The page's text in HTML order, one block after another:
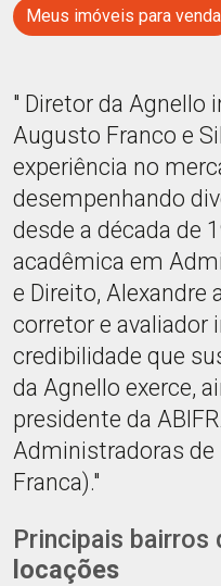
Meus imóveis para venda
" Diretor da Agnello
Augusto Franco e
experiência no
desempenhando
desde a década de
acadêmica em
e Direito,
corretor e avaliador
credibilidade que
da Agnello exerce,
presidente da
Administradoras de
Franca)."
Principais bairros
locações